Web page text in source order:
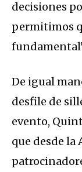
decisiones
permitimos
De igual
desfile de
evento,
que desde la